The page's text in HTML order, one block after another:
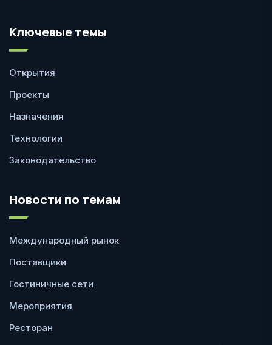
Ключевые темы
Открытия
Проекты
Назначения
Технологии
Законодательство
Новости по темам
Международный рынок
Поставщики
Гостиничные сети
Мероприятия
Ресторан